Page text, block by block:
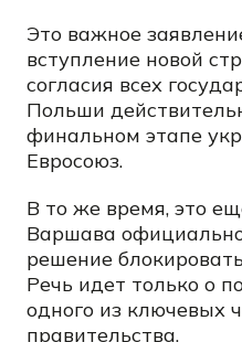
Это важное
вступление новой
согласия всех
Польши
финальном этапе
Евросоюз.
В то же время, это
Варшава
решение
Речь идет только о
одного из ключевых
правительства.